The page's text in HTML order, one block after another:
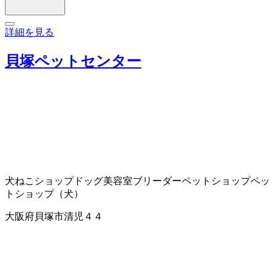
詳細を見る
貝塚ペットセンター
犬ねこショップドッグ美容室ブリーダーペットショップペッ
トショップ（犬）
大阪府貝塚市清児４４